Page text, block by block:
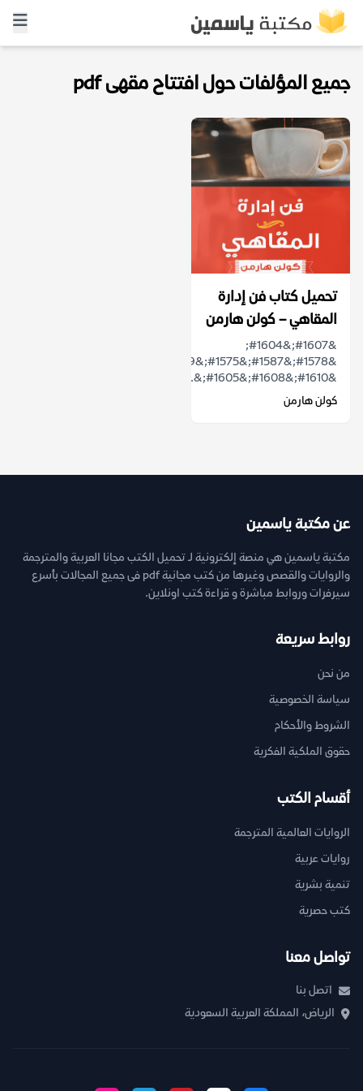
جميع المؤلفات حول افتتاح مقهى pdf
تحميل كتاب فن إدارة
المقاهي – كولن هارمن
&#1607;&#1604;
&#1610;&#1608;&#1605;&...
كولن هارمن
عن مكتبة ياسمين
مكتبة ياسمين هي منصة إلكترونية لـ تحميل الكتب مجانا العربية والمترجمة
والروايات والقصص وغيرها من كتب مجانية pdf فى جميع المجالات بأسرع
سيرفرات وروابط مباشرة و قراءة كتب اونلاين.
روابط سريعة
من نحن
سياسة الخصوصية
الشروط والأحكام
حقوق الملكية الفكرية
أقسام الكتب
الروايات العالمية المترجمة
روايات عربية
تنمية بشرية
كتب حصرية
تواصل معنا
اتصل بنا
الرياض، المملكة العربية السعودية